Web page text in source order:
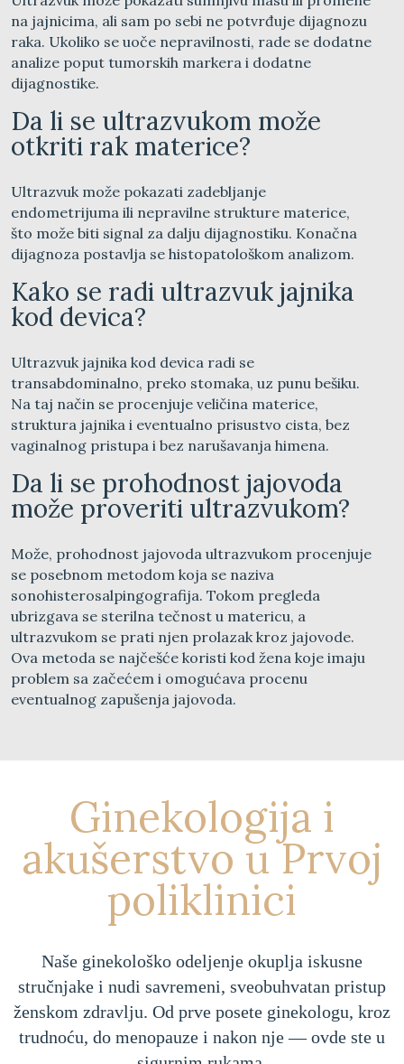
na jajnicima, ali sam po sebi ne potvrđuje dijagnozu
raka. Ukoliko se uoče nepravilnosti, rade se dodatne
analize poput tumorskih markera i dodatne
dijagnostike.
Da li se ultrazvukom može
otkriti rak materice?
Ultrazvuk može pokazati zadebljanje
endometrijuma ili nepravilne strukture materice,
što može biti signal za dalju dijagnostiku. Konačna
dijagnoza postavlja se histopatološkom analizom.
Kako se radi ultrazvuk jajnika
kod devica?
Ultrazvuk jajnika kod devica radi se
transabdominalno, preko stomaka, uz punu bešiku.
Na taj način se procenjuje veličina materice,
struktura jajnika i eventualno prisustvo cista, bez
vaginalnog pristupa i bez narušavanja himena.
Da li se prohodnost jajovoda
može proveriti ultrazvukom?
Može, prohodnost jajovoda ultrazvukom procenjuje
se posebnom metodom koja se naziva
sonohisterosalpingografija. Tokom pregleda
ubrizgava se sterilna tečnost u matericu, a
ultrazvukom se prati njen prolazak kroz jajovode.
Ova metoda se najčešće koristi kod žena koje imaju
problem sa začećem i omogućava procenu
eventualnog zapušenja jajovoda.
Ginekologija i
akušerstvo u Prvoj
poliklinici
Naše ginekološko odeljenje okuplja iskusne
stručnjake i nudi savremeni, sveobuhvatan pristup
ženskom zdravlju. Od prve posete ginekologu, kroz
trudnoću, do menopauze i nakon nje — ovde ste u